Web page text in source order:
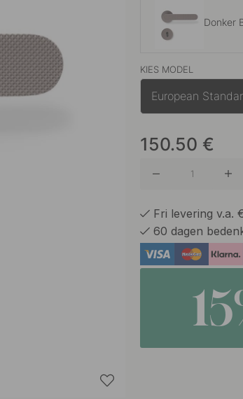
Donker
Mat
KIES MODEL
European
150.50 €
Fri levering v.a.
60 dagen